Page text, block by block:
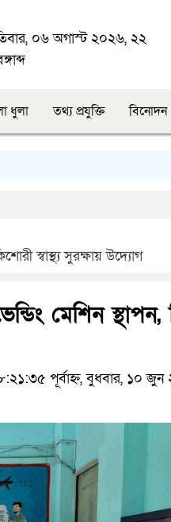
০৬ অগাস্ট ২০২৬, ২২
ধুলা তথ্য প্রযুক্তি বিনোদন
স্বাস্থ্য সুরক্ষায় উদ্যোগ
মেশিন
পূর্বাহ্ন, বুধবার, ১০